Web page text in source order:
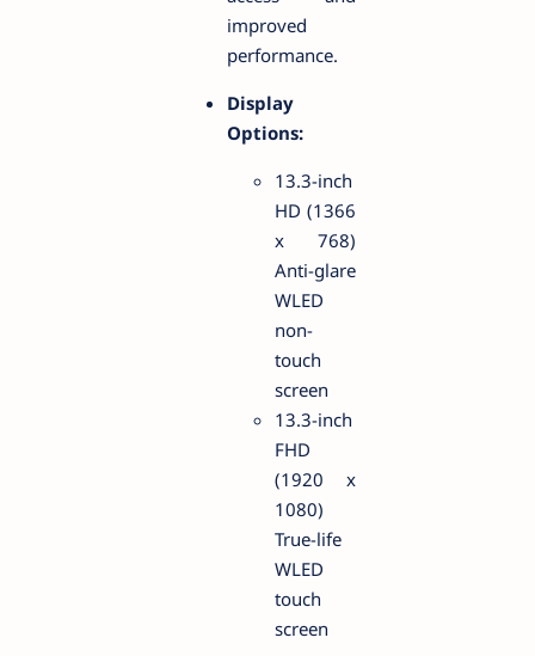
improved
performance.
Display
Options:
13.3-inch
HD (1366
x 768)
Anti-glare
WLED
non-
touch
screen
13.3-inch
FHD
(1920 x
1080)
True-life
WLED
touch
screen